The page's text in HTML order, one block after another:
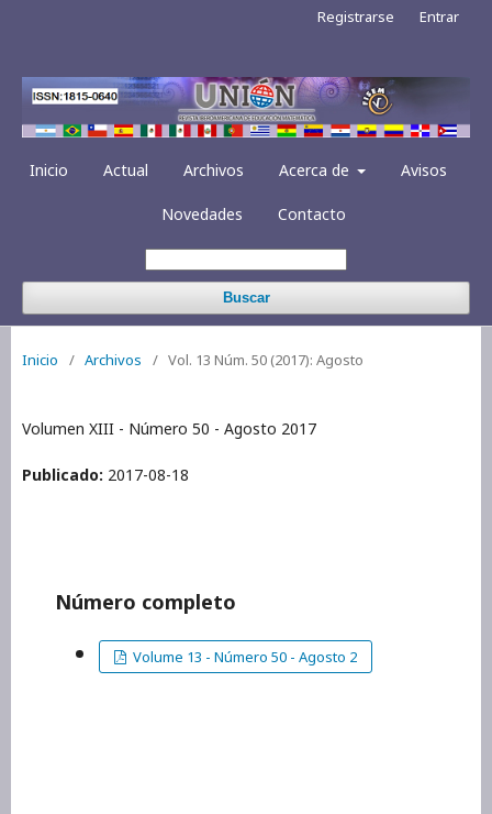
Inicio Actual Archivos Acerca de Avisos
Novedades Contacto
Buscar
Registrarse Entrar
Inicio / Archivos / Vol. 13 Núm. 50 (2017): Agosto
Volumen XIII - Número 50 - Agosto 2017
Publicado: 2017-08-18
Número completo
Volume 13 - Número 50 - Agosto 2